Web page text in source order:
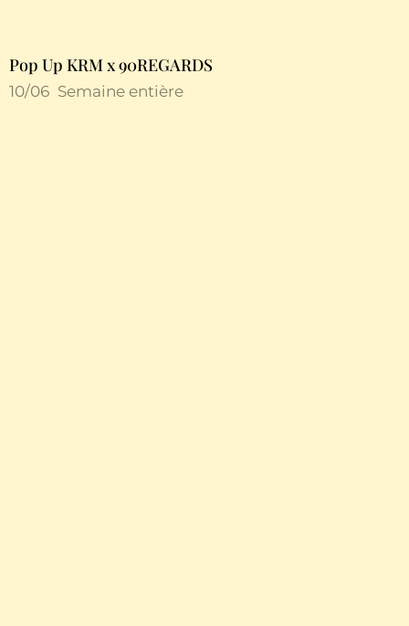
Pop Up KRM x 90REGARDS
10/06 Semaine entière